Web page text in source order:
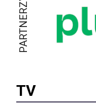
PARTNERZY
TV